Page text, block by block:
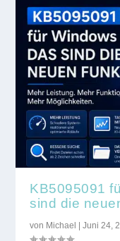
KB5095091
sind die
von Michael |Juni 24,